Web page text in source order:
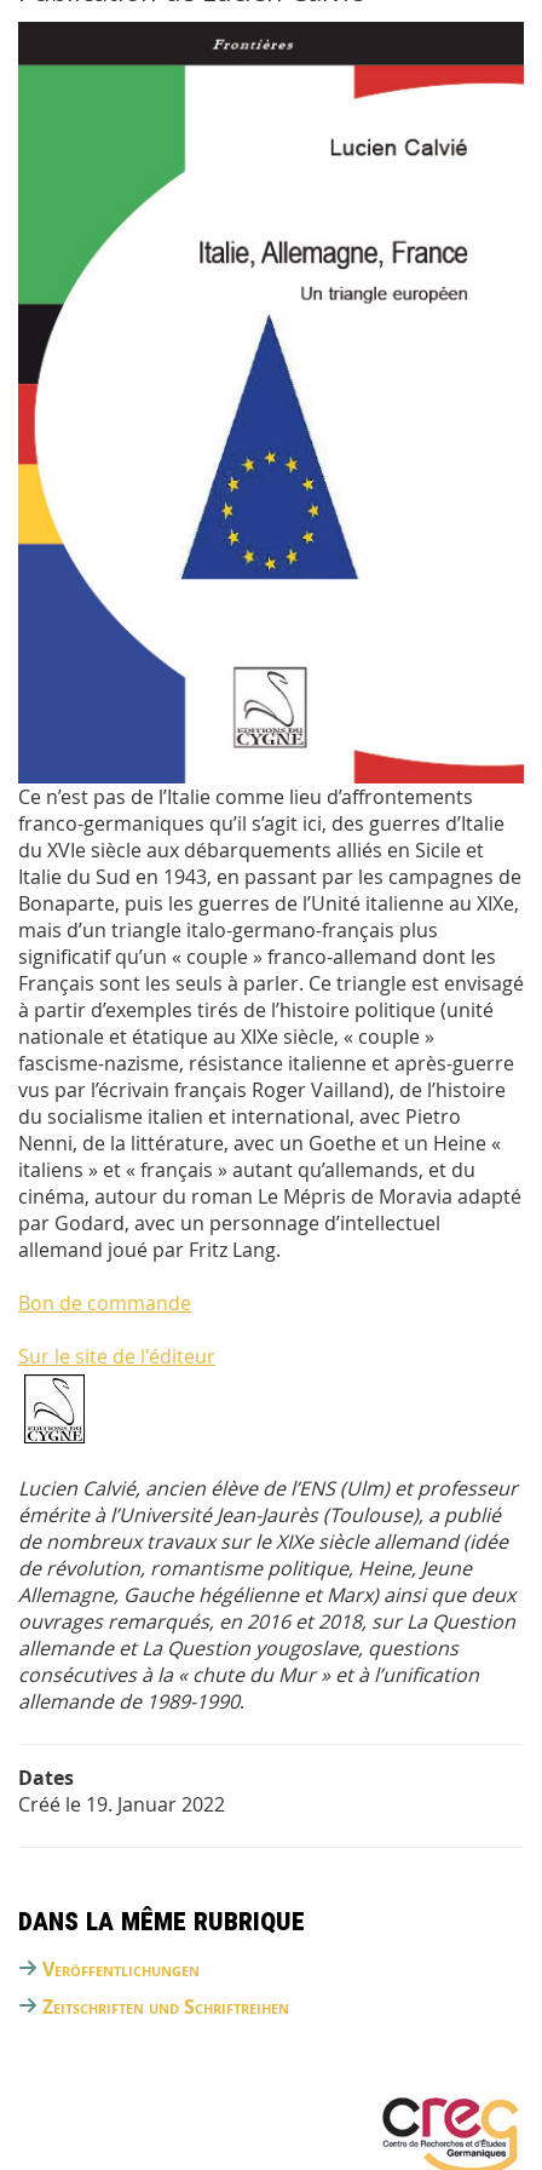
Ce n’est pas de l’Italie comme lieu d’affrontements
franco-germaniques qu’il s’agit ici, des guerres d’Italie
du XVIe siècle aux débarquements alliés en Sicile et
Italie du Sud en 1943, en passant par les campagnes de
Bonaparte, puis les guerres de l’Unité italienne au XIXe,
mais d’un triangle italo-germano-français plus
significatif qu’un « couple » franco-allemand dont les
Français sont les seuls à parler. Ce triangle est envisagé
à partir d’exemples tirés de l’histoire politique (unité
nationale et étatique au XIXe siècle, « couple »
fascisme-nazisme, résistance italienne et après-guerre
vus par l’écrivain français Roger Vailland), de l’histoire
du socialisme italien et international, avec Pietro
Nenni, de la littérature, avec un Goethe et un Heine «
italiens » et « français » autant qu’allemands, et du
cinéma, autour du roman Le Mépris de Moravia adapté
par Godard, avec un personnage d’intellectuel
allemand joué par Fritz Lang.
Bon de commande
Sur le site de l'éditeur
Lucien Calvié, ancien élève de l’ENS (Ulm) et professeur
émérite à l’Université Jean-Jaurès (Toulouse), a publié
de nombreux travaux sur le XIXe siècle allemand (idée
de révolution, romantisme politique, Heine, Jeune
Allemagne, Gauche hégélienne et Marx) ainsi que deux
ouvrages remarqués, en 2016 et 2018, sur La Question
allemande et La Question yougoslave, questions
consécutives à la « chute du Mur » et à l’unification
allemande de 1989-1990.
Dates
Créé le 19. Januar 2022
Dans la même rubrique
Veröffentlichungen
Zeitschriften und Schriftreihen